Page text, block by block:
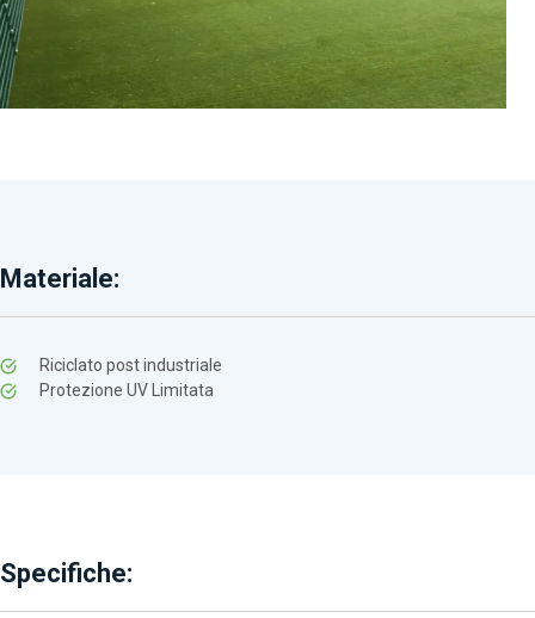
Materiale:
Riciclato post industriale
Protezione UV Limitata
Specifiche: